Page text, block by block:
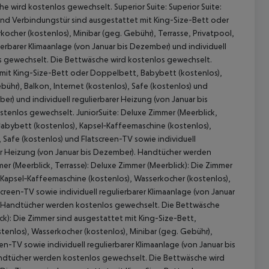
wird kostenlos gewechselt. Superior Suite: Superior Suite:
Verbindungstür sind ausgestattet mit King-Size-Bett oder
(kostenlos), Minibar (geg. Gebühr), Terrasse, Privatpool,
Klimaanlage (von Januar bis Dezember) und individuell
gewechselt. Die Bettwäsche wird kostenlos gewechselt.
mit King-Size-Bett oder Doppelbett, Babybett (kostenlos),
Balkon, Internet (kostenlos), Safe (kostenlos) und
und individuell regulierbarer Heizung (von Januar bis
gewechselt. JuniorSuite: Deluxe Zimmer (Meerblick,
(kostenlos), Kapsel‑Kaffeemaschine (kostenlos),
(kostenlos) und Flatscreen-TV sowie individuell
(von Januar bis Dezember). Handtücher werden
Terrasse): Deluxe Zimmer (Meerblick): Die Zimmer
(kostenlos), Wasserkocher (kostenlos),
TV sowie individuell regulierbarer Klimaanlage (von Januar
werden kostenlos gewechselt. Die Bettwäsche
Die Zimmer sind ausgestattet mit King-Size-Bett,
Wasserkocher (kostenlos), Minibar (geg. Gebühr),
TV sowie individuell regulierbarer Klimaanlage (von Januar bis
werden kostenlos gewechselt. Die Bettwäsche wird
akzeptieren